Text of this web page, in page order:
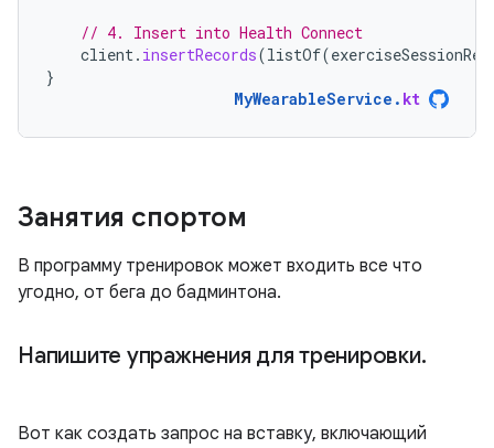
// 4. Insert into Health Connect
client. insertRecords(listOf(
}
MyWearableService . kt
Занятия спортом
В программу тренировок может входить все что
угодно, от бега до бадминтона.
Напишите упражнения для тренировки.
Вот как создать запрос на вставку, включающий